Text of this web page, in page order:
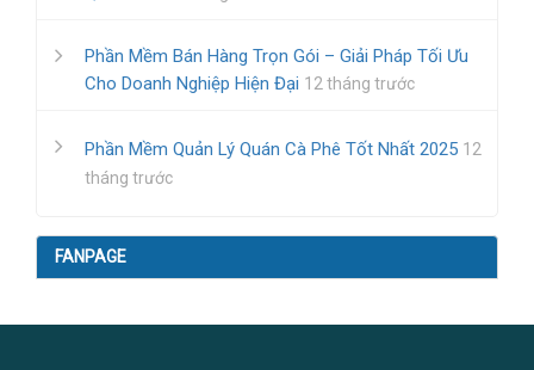
Phần Mềm Bán Hàng Trọn Gói – Giải Pháp Tối Ưu
Cho Doanh Nghiệp Hiện Đại 12 tháng trước
Phần Mềm Quản Lý Quán Cà Phê Tốt Nhất 2025 12
tháng trước
FANPAGE